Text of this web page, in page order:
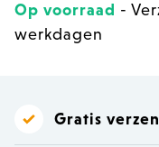
Op voorraad -
werkdagen
Gratis